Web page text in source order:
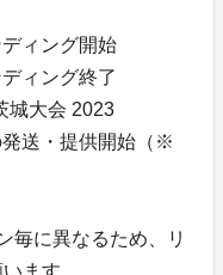
ィング開始
ィング終了
城大会 2023
送・提供開始（※
毎に異なるため、リ
ます。